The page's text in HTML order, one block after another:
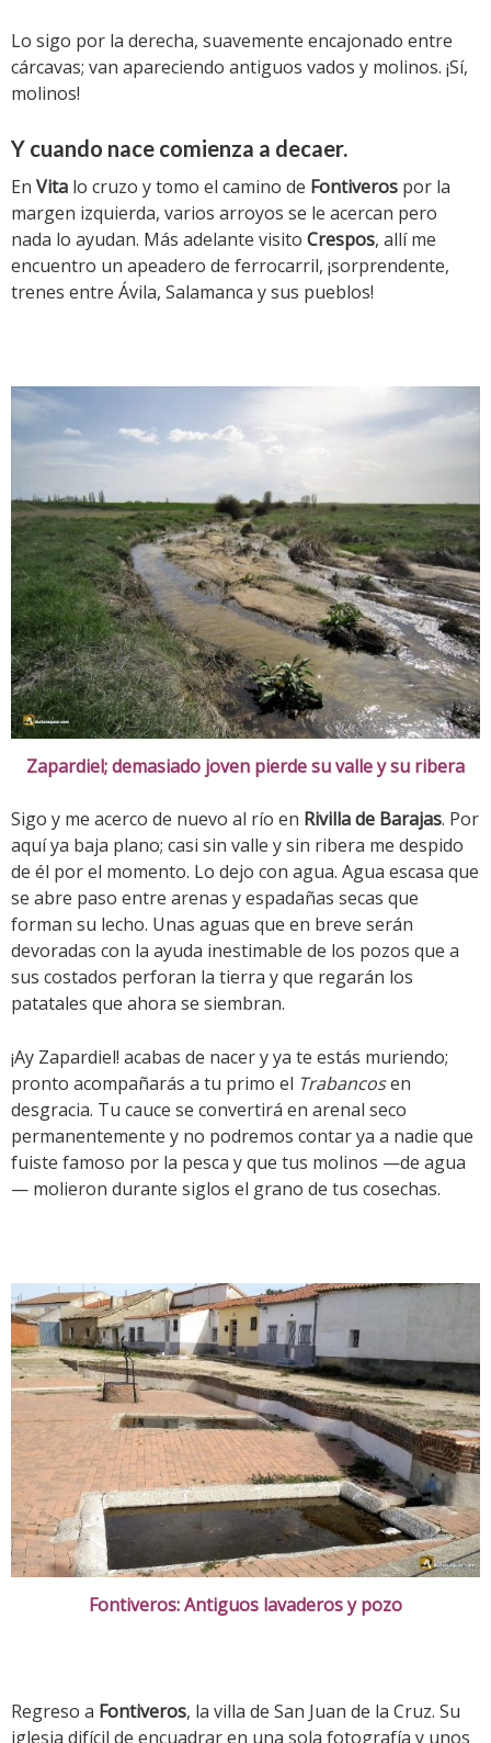
Lo sigo por la derecha, suavemente encajonado entre
cárcavas; van apareciendo antiguos vados y molinos. ¡Sí,
molinos!
Y cuando nace comienza a decaer.
En Vita lo cruzo y tomo el camino de Fontiveros por la
margen izquierda, varios arroyos se le acercan pero
nada lo ayudan. Más adelante visito Crespos, allí me
encuentro un apeadero de ferrocarril, ¡sorprendente,
trenes entre Ávila, Salamanca y sus pueblos!
Zapardiel; demasiado joven pierde su valle y su ribera
Sigo y me acerco de nuevo al río en Rivilla de Barajas. Por
aquí ya baja plano; casi sin valle y sin ribera me despido
de él por el momento. Lo dejo con agua. Agua escasa que
se abre paso entre arenas y espadañas secas que
forman su lecho. Unas aguas que en breve serán
devoradas con la ayuda inestimable de los pozos que a
sus costados perforan la tierra y que regarán los
patatales que ahora se siembran.
¡Ay Zapardiel! acabas de nacer y ya te estás muriendo;
pronto acompañarás a tu primo el Trabancosen
desgracia. Tu cauce se convertirá en arenal seco
permanentemente y no podremos contar ya a nadie que
fuiste famoso por la pesca y que tus molinos —de agua
— molieron durante siglos el grano de tus cosechas.
Fontiveros: Antiguos lavaderos y pozo
Regreso a Fontiveros, la villa de San Juan de la Cruz. Su
iglesia difícil de encuadrar en una sola fotografía y unos